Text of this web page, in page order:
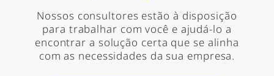
Nossos consultores estão à disposição
para trabalhar com você e ajudá-lo a
encontrar a solução certa que se alinha
com as necessidades da sua empresa.